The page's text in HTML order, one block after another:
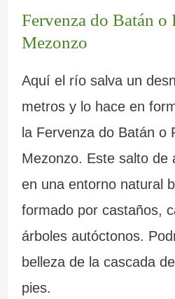
Fervenza do Batán o
Mezonzo
Aquí el río salva un
metros y lo hace en
la Fervenza do Batán o
Mezonzo. Este salto de
en una entorno natural
formado por castaños,
árboles autóctonos.
belleza de la cascada
pies.